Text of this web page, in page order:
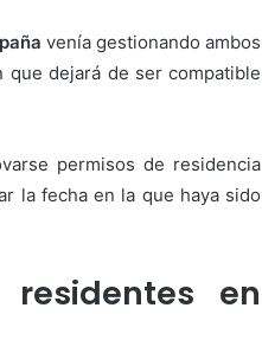
venía gestionando ambos
dejará de ser compatible
permisos de residencia
la fecha en la que haya sido
en